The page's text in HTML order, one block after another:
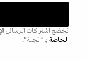
تخضع اشتراكات الرسائل
الخاصة بـ “المجلة".